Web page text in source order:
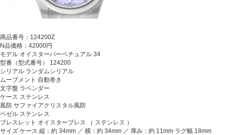
商品番号：124200Z
N品価格：42000円
モデル オイスターパーペチュアル 34
型番（型式番号） 124200
シリアル ランダムシリアル
ムーブメント 自動巻き
文字盤 ラベンダー
ケース ステンレス
風防 サファイアクリスタル風防
ベゼル ステンレス
ブレスレット オイスターブレス （ ステンレス ）
サイズ ケース 縦：約 34mm ／ 横：約 34mm ／ 厚み：約 11mm ラグ幅 18mm